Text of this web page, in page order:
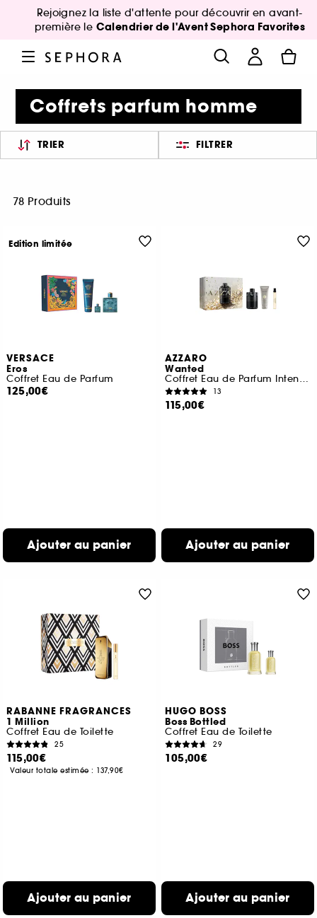
Rejoignez la liste d'attente pour découvrir en avant-
première le Calendrier de l'Avent Sephora Favorites
Coffrets parfum homme
TRIER FILTRER
78 Produits
VERSACE
Eros
Coffret Eau de Parfum
125,00€
Ajouter au panier
Edition limitée
AZZARO
Wanted
Coffret Eau de Parfum Intense, Gel Cheveux & Corps et Format Voyage
13
115,00€
Ajouter au panier
RABANNE FRAGRANCES
1 Million
Coffret Eau de Toilette
25
115,00€
Valeur totale estimée : 137,90€
Ajouter au panier
HUGO BOSS
Boss Bottled
Coffret Eau de Toilette
29
105,00€
Ajouter au panier